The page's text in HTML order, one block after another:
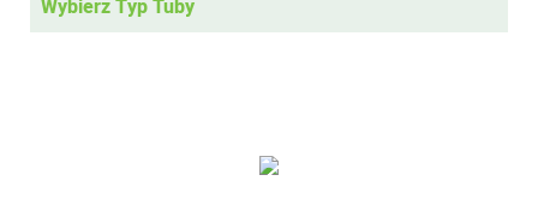
Wybierz Typ Tuby